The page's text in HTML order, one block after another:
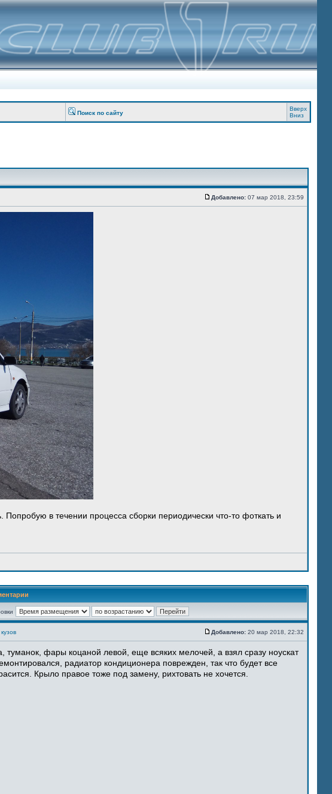
Поиск по сайту
Вверх
Вниз
Добавлено: 07 мар 2018, 23:59
в течении процесса сборки периодически что-то фоткать и
Добавлено: 20 мар 2018, 22:32
туманок, фары коцаной левой, еще всяких мелочей, а взял сразу ноускат
радиатор кондиционера поврежден, так что будет все
Крыло правое тоже под замену, рихтовать не хочется.